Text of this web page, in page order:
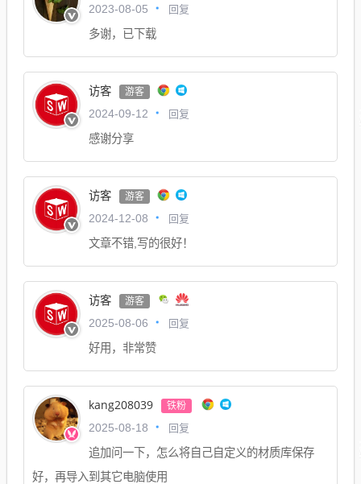
2023-08-05 回复
多谢，已下载
访客 游客
2024-09-12 回复
感谢分享
访客 游客
2024-12-08 回复
文章不错,写的很好！
访客 游客
2025-08-06 回复
好用，非常赞
kang208039 铁粉
2025-08-18 回复
追加问一下，怎么将自己自定义的材质库保存
好，再导入到其它电脑使用